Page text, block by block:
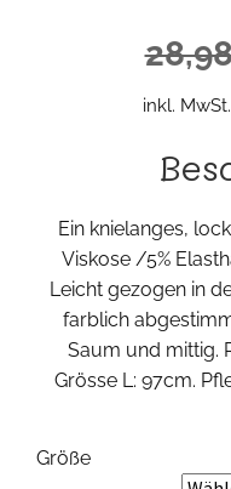
inkl. MwSt.
Ein knielanges,
Viskose /5%
Leicht gezogen in
farblich
Saum und mittig.
Grösse L: 97cm.
Größe